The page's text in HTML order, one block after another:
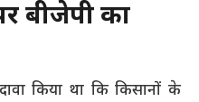
बीजेपी का
किया था कि किसानों के